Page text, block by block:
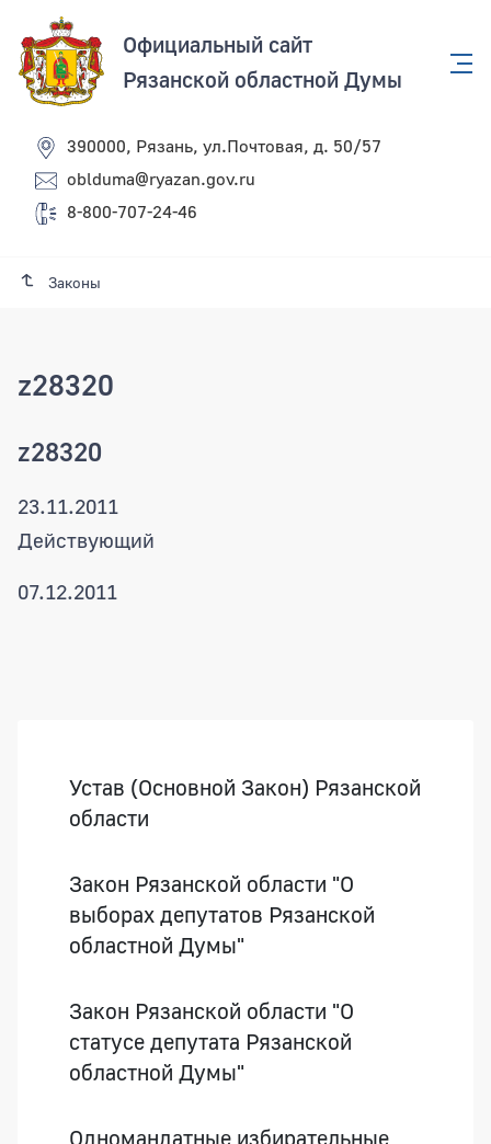
Официальный сайт
Рязанской областной Думы
390000, Рязань, ул.Почтовая, д. 50/57
oblduma@ryazan.gov.ru
8-800-707-24-46
Законы
z28320
z28320
23.11.2011
Действующий
07.12.2011
Устав (Основной Закон) Рязанской
области
Закон Рязанской области "О
выборах депутатов Рязанской
областной Думы"
Закон Рязанской области "О
статусе депутата Рязанской
областной Думы"
Одномандатные избирательные